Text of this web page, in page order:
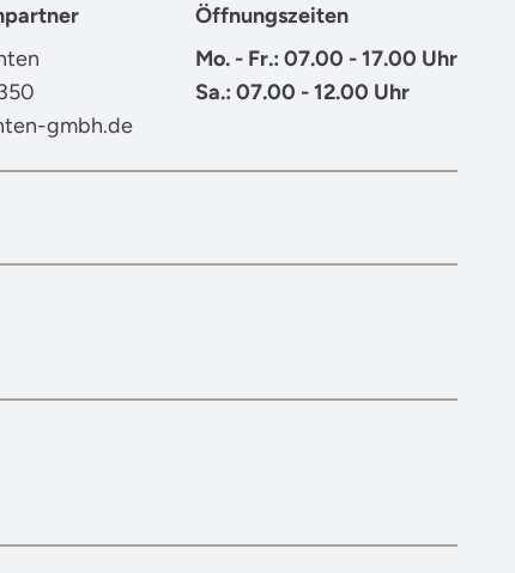
gmbh.de
Öffnungszeiten
Mo. - Fr.: 07.00 - 17.00 Uhr
Sa.: 07.00 - 12.00 Uhr